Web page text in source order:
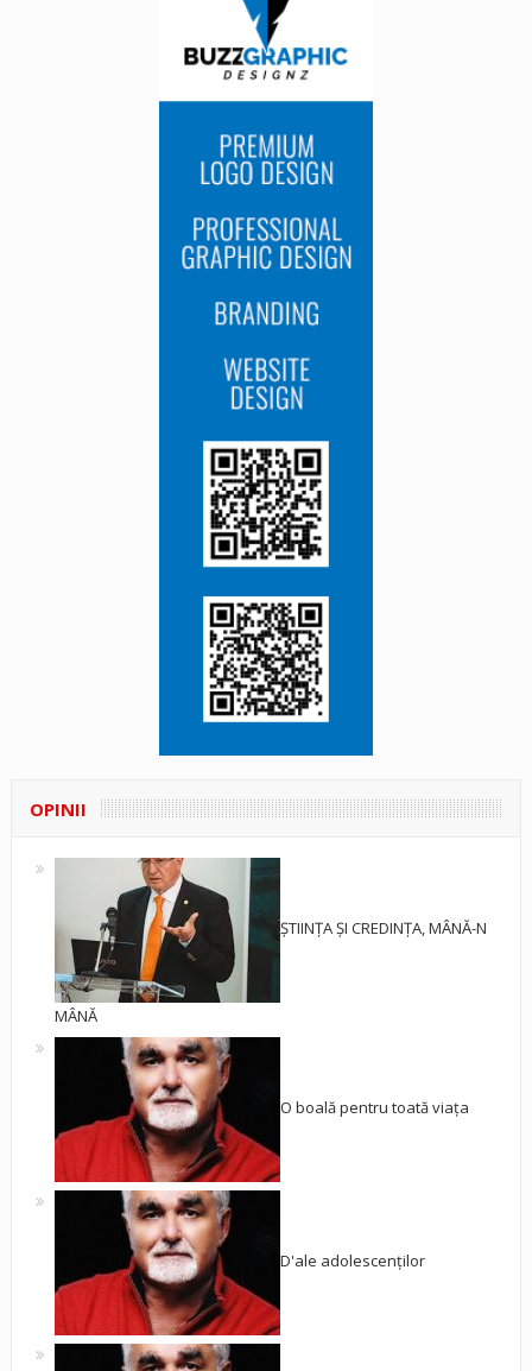
OPINII
ȘTIINȚA ȘI CREDINȚA, MÂNĂ-N
MÂNĂ
O boală pentru toată viața
D'ale adolescenților